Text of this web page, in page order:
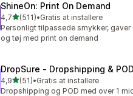
ShineOn: Print On Demand
4,7ud af 5 stjerner
(511)
511 anmeldelser i alt
•Gratis at installere
Personligt tilpassede smykker, gaver
og tøj med print on demand
DropSure ‑ Dropshipping & POD
4,9ud af 5 stjerner
(51)
51 anmeldelser i alt
•Gratis at installere
Dropshipping og POD med over 1